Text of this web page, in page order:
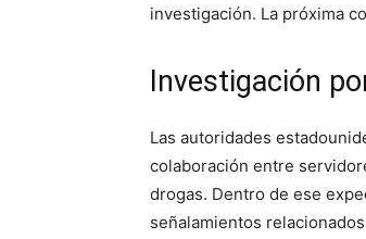
investigación. La próxima
Investigación
Las autoridades
colaboración entre
drogas. Dentro de ese
señalamientos